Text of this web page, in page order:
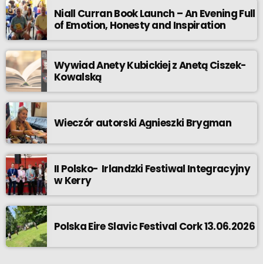
Niall Curran Book Launch – An Evening Full
of Emotion, Honesty and Inspiration
Wywiad Anety Kubickiej z Anetą Ciszek-
Kowalską
Wieczór autorski Agnieszki Brygman
II Polsko- Irlandzki Festiwal Integracyjny
w Kerry
Polska Eire Slavic Festival Cork 13.06.2026